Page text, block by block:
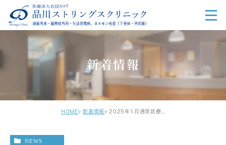
新着情報
HOME 新着情報
NEWS